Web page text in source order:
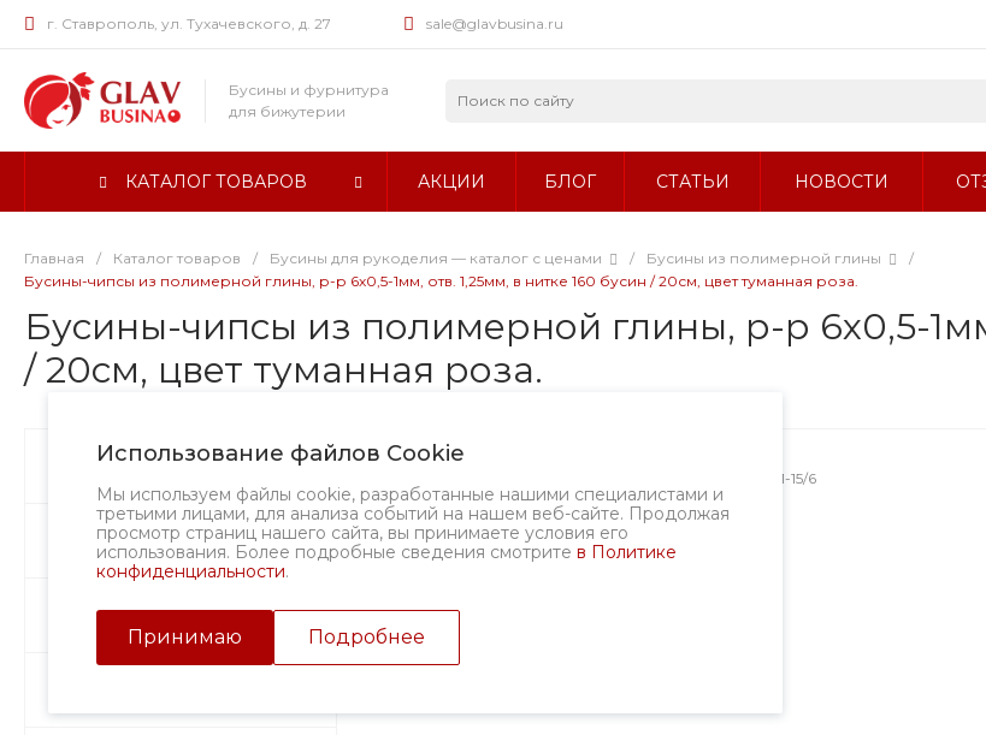
г. Ставрополь, ул. Тухачевского, д. 27 sale@glavbusina.ru
Бусины и фурнитура
для бижутерии
КАТАЛОГ ТОВАРОВ АКЦИИ БЛОГ СТАТЬИ НОВОСТИ
Главная / Каталог товаров / Бусины для рукоделия — каталог с ценами / Бусины из полимерной глины
/
Бусины-чипсы из полимерной глины, р-р 6х0,5-1мм, отв. 1,25мм, в нитке 160 бусин / 20см, цвет туманная роза.
Бусины-чипсы из полимерной глины, р-р 6х0,5-
/ 20см, цвет туманная роза.
Использование файлов Cookie
Мы используем файлы cookie, разработанные нашими специалистами и
третьими лицами, для анализа событий на нашем веб-сайте. Продолжая
просмотр страниц нашего сайта, вы принимаете условия его
использования. Более подробные сведения смотрите в Политике
конфиденциальности.
Принимаю Подробнее
Бусины
Фурнитура
Подвески и кулоны
1801-15/6